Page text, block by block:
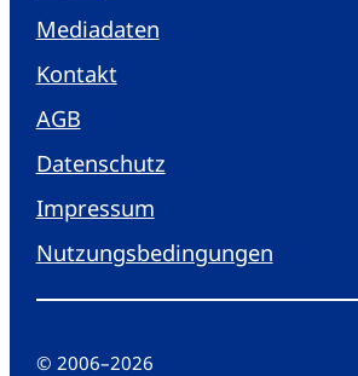
Mediadaten
Kontakt
AGB
Datenschutz
Impressum
Nutzungsbedingungen
© 2006–2026